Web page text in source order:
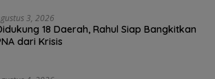
3, 2026
18 Daerah, Rahul Siap Bangkitkan
dari Krisis